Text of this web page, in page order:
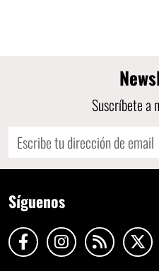
Suscríbete a
Síguenos